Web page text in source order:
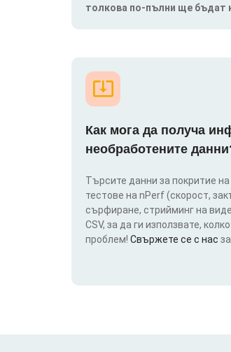
толкова по-пълни ще бъдат
Как мога да получа
необработените
Търсите данни за покритие
тестове на nPerf (скорост,
сърфиране, стрийминг на
CSV, за да ги използвате,
проблем! Свържете се с нас